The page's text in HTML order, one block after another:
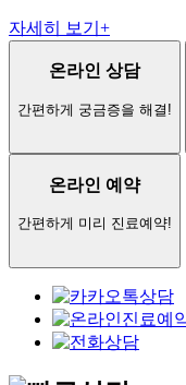
자세히 보기 +
온라인 상담
간편하게 궁금증을 해결!
온라인 예약
간편하게 미리 진료예약!